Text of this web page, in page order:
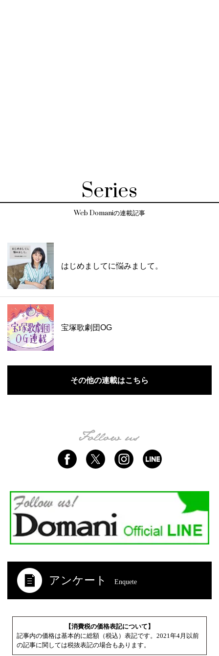
Series
Web Domaniの連載記事
はじめましてに悩みまして。
宝塚歌劇団OG
その他の連載はこちら
アンケート Enquete
【消費税の価格表記について】
記事内の価格は基本的に総額（税込）表記です。2021年4月以前
の記事に関しては税抜表記の場合もあります。